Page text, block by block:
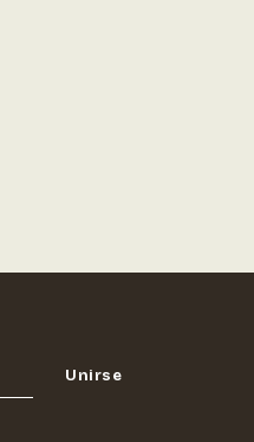
Unirse